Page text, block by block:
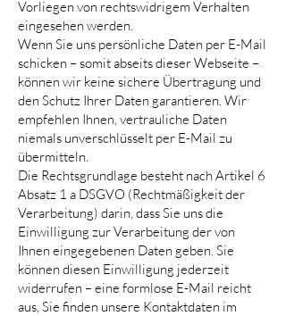
Vorliegen von rechtswidrigem Verhalten
eingesehen werden.
Wenn Sie uns persönliche Daten per E-Mail
schicken – somit abseits dieser Webseite –
können wir keine sichere Übertragung und
den Schutz Ihrer Daten garantieren. Wir
empfehlen Ihnen, vertrauliche Daten
niemals unverschlüsselt per E-Mail zu
übermitteln.
Die Rechtsgrundlage besteht nach Artikel 6
Absatz 1 a DSGVO (Rechtmäßigkeit der
Verarbeitung) darin, dass Sie uns die
Einwilligung zur Verarbeitung der von
Ihnen eingegebenen Daten geben. Sie
können diesen Einwilligung jederzeit
widerrufen – eine formlose E-Mail reicht
aus, Sie finden unsere Kontaktdaten im